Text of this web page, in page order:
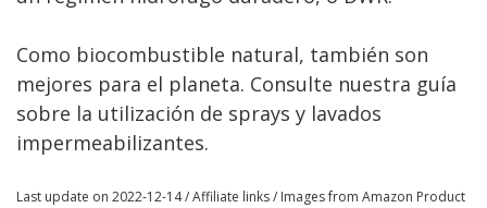
Como biocombustible natural, también son
mejores para el planeta. Consulte nuestra guía
sobre la utilización de sprays y lavados
impermeabilizantes.
Last update on 2022-12-14 / Affiliate links / Images from Amazon Product